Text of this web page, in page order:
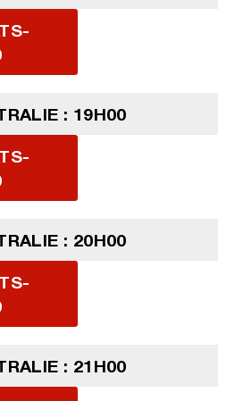
: 19H00
: 20H00
: 21H00